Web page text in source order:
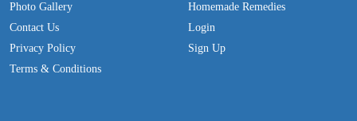
Photo Gallery
Contact Us
Privacy Policy
Terms & Conditions
Homemade Remedies
Login
Sign Up